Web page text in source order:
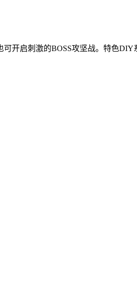
开启刺激的BOSS攻坚战。特色